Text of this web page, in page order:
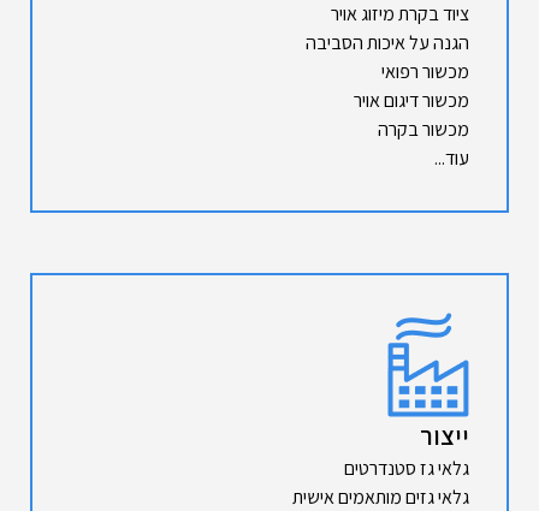
ציוד בקרת מיזוג אויר
הגנה על איכות הסביבה
מכשור רפואי
מכשור דיגום אויר
מכשור בקרה
עוד...
ייצור
גלאי גז סטנדרטים
גלאי גזים מותאמים אישית